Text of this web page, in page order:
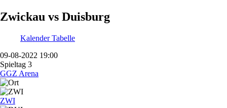
Zwickau vs Duisburg
KalenderTabelle
09-08-2022 19:00
Spieltag 3
GGZ Arena
ZWI